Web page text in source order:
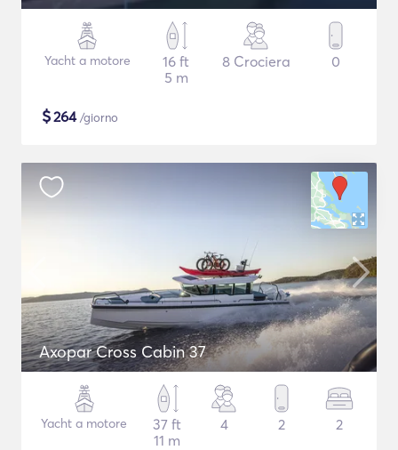
Yacht a motore
16 ft
5 m
8 Crociera 0
$264/giorno
Axopar Cross Cabin 37
Yacht a motore
37 ft
11 m
4 2 2